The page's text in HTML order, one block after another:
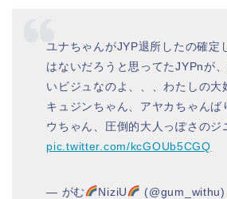
ユナちゃんがJYP退所したの確定
はないだろうと思ってたJYPnが
いビジュなのよ、、、わたしの大
キュジンちゃん、アヤカちゃんば
ウちゃん、圧倒的大人っぽさのジ
pic.twitter.com/kcGOUb5CGQ
— がむ NiziU (@gum_withu)